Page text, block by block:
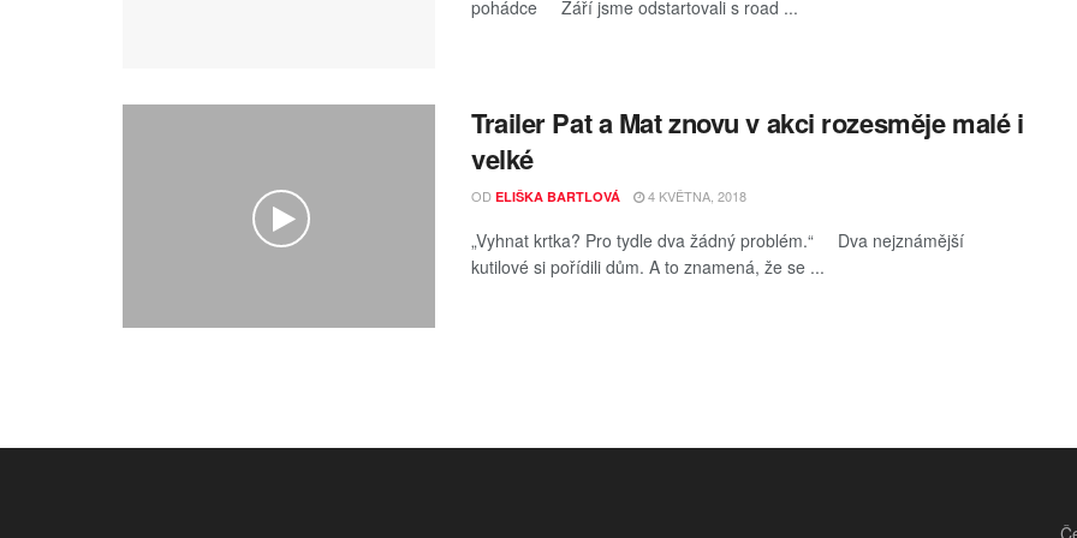
pohádce Září jsme odstartovali s road ...
Trailer Pat a Mat znovu v akci rozesměje malé i
velké
OD ELIŠKA BARTLOVÁ 4 KVĚTNA, 2018
„Vyhnat krtka? Pro tydle dva žádný problém.“ Dva nejznámější
kutilové si pořídili dům. A to znamená, že se ...